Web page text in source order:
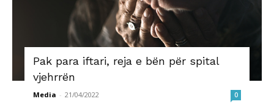
Pak para iftari, reja e bën për spital
vjehrrën
Media - 21/04/2022 0